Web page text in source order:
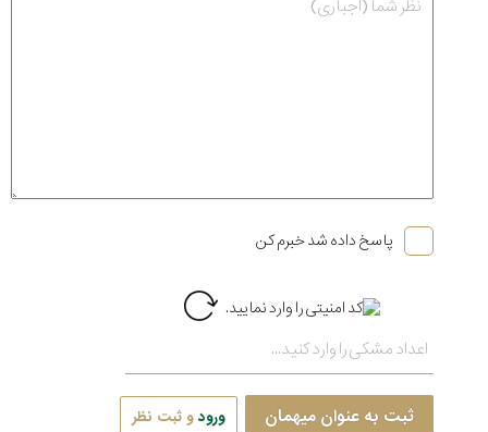
پاسخ داده شد خبرم کن
ثبت به عنوان میهمان ورودو ثبت نظر